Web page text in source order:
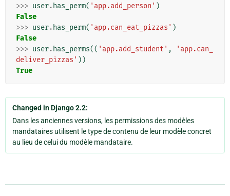
>>> user. has_perm( 'app.add_person' )
False
>>> user. has_perm( 'app.can_eat_pizzas' )
False
>>> user. has_perms(( 'app.add_student' ,
'app.can_
deliver_pizzas' ))
True
Changed in Django 2.2:
Dans les anciennes versions, les permissions des modèles
mandataires utilisent le type de contenu de leur modèle concret
au lieu de celui du modèle mandataire.